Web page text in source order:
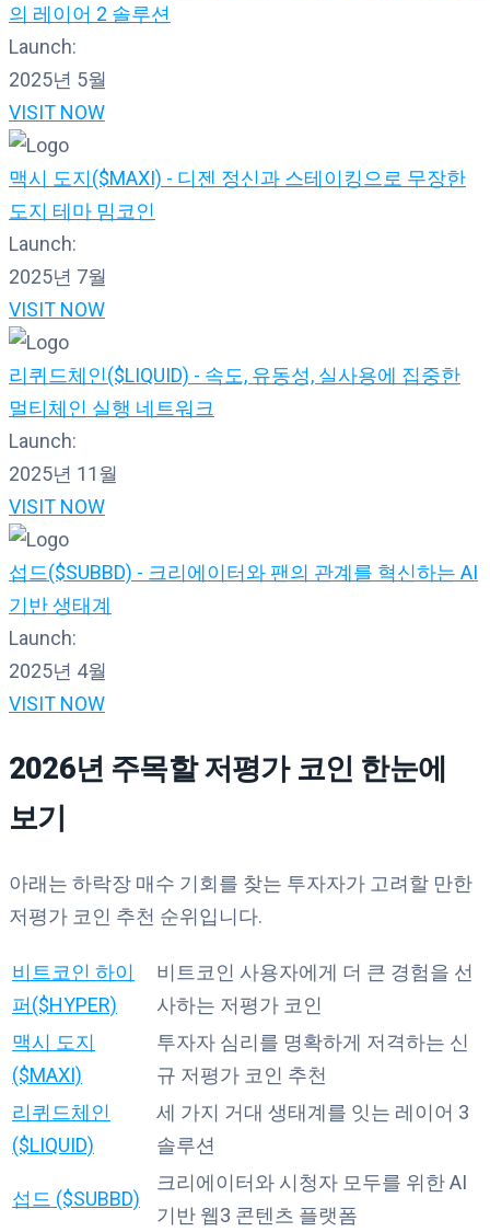
의 레이어 2 솔루션
Launch:
2025년 5월
VISIT NOW
맥시 도지($MAXI) - 디젠 정신과 스테이킹으로 무장한
도지 테마 밈코인
Launch:
2025년 7월
VISIT NOW
리퀴드체인($LIQUID) - 속도, 유동성, 실사용에 집중한
멀티체인 실행 네트워크
Launch:
2025년 11월
VISIT NOW
섭드($SUBBD) - 크리에이터와 팬의 관계를 혁신하는 AI
기반 생태계
Launch:
2025년 4월
VISIT NOW
2026년 주목할 저평가 코인 한눈에
보기
아래는 하락장 매수 기회를 찾는 투자자가 고려할 만한
저평가 코인 추천 순위입니다.
비트코인 하이
퍼($HYPER)
비트코인 사용자에게 더 큰 경험을 선
사하는 저평가 코인
맥시 도지
($MAXI)
투자자 심리를 명확하게 저격하는 신
규 저평가 코인 추천
리퀴드체인
($LIQUID)
세 가지 거대 생태계를 잇는 레이어 3
솔루션
섭드 ($SUBBD)
크리에이터와 시청자 모두를 위한 AI
기반 웹3 콘텐츠 플랫폼